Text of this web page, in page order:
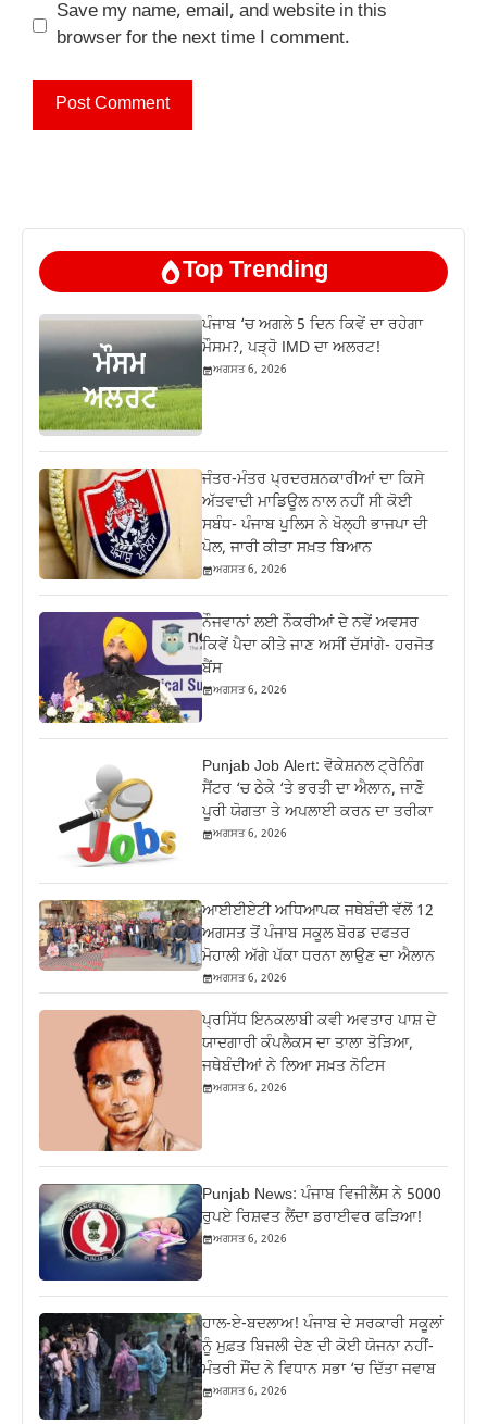
Save my name, email, and website in this
browser for the next time I comment.
Top Trending
ਪੰਜਾਬ ‘ਚ ਅਗਲੇ 5 ਦਿਨ ਕਿਵੇਂ ਦਾ ਰਹੇਗਾ
ਮੌਸਮ?, ਪੜ੍ਹੋ IMD ਦਾ ਅਲਰਟ!
ਅਗਸਤ 6, 2026
ਜੰਤਰ-ਮੰਤਰ ਪ੍ਰਦਰਸ਼ਨਕਾਰੀਆਂ ਦਾ ਕਿਸੇ
ਅੱਤਵਾਦੀ ਮਾਡਿਊਲ ਨਾਲ ਨਹੀਂ ਸੀ ਕੋਈ
ਸਬੰਧ- ਪੰਜਾਬ ਪੁਲਿਸ ਨੇ ਖੋਲ੍ਹੀ ਭਾਜਪਾ ਦੀ
ਪੋਲ, ਜਾਰੀ ਕੀਤਾ ਸਖ਼ਤ ਬਿਆਨ
ਅਗਸਤ 6, 2026
ਨੌਜਵਾਨਾਂ ਲਈ ਨੌਕਰੀਆਂ ਦੇ ਨਵੇਂ ਅਵਸਰ
ਕਿਵੇਂ ਪੈਦਾ ਕੀਤੇ ਜਾਣ ਅਸੀਂ ਦੱਸਾਂਗੇ- ਹਰਜੋਤ
ਬੈਂਸ
ਅਗਸਤ 6, 2026
Punjab Job Alert: ਵੋਕੇਸ਼ਨਲ ਟ੍ਰੇਨਿੰਗ
ਸੈਂਟਰ ‘ਚ ਠੇਕੇ ‘ਤੇ ਭਰਤੀ ਦਾ ਐਲਾਨ, ਜਾਣੋ
ਪੂਰੀ ਯੋਗਤਾ ਤੇ ਅਪਲਾਈ ਕਰਨ ਦਾ ਤਰੀਕਾ
ਅਗਸਤ 6, 2026
ਆਈਈਏਟੀ ਅਧਿਆਪਕ ਜਥੇਬੰਦੀ ਵੱਲੋਂ 12
ਅਗਸਤ ਤੋਂ ਪੰਜਾਬ ਸਕੂਲ ਬੋਰਡ ਦਫਤਰ
ਮੋਹਾਲੀ ਅੱਗੇ ਪੱਕਾ ਧਰਨਾ ਲਾਉਣ ਦਾ ਐਲਾਨ
ਅਗਸਤ 6, 2026
ਪ੍ਰਸਿੱਧ ਇਨਕਲਾਬੀ ਕਵੀ ਅਵਤਾਰ ਪਾਸ਼ ਦੇ
ਯਾਦਗਾਰੀ ਕੰਪਲੈਕਸ ਦਾ ਤਾਲਾ ਤੋੜਿਆ,
ਜਥੇਬੰਦੀਆਂ ਨੇ ਲਿਆ ਸਖ਼ਤ ਨੋਟਿਸ
ਅਗਸਤ 6, 2026
Punjab News: ਪੰਜਾਬ ਵਿਜੀਲੈਂਸ ਨੇ 5000
ਰੁਪਏ ਰਿਸ਼ਵਤ ਲੈਂਦਾ ਡਰਾਈਵਰ ਫੜਿਆ!
ਅਗਸਤ 6, 2026
ਹਾਲ-ਏ-ਬਦਲਾਅ! ਪੰਜਾਬ ਦੇ ਸਰਕਾਰੀ ਸਕੂਲਾਂ
ਨੂੰ ਮੁਫ਼ਤ ਬਿਜਲੀ ਦੇਣ ਦੀ ਕੋਈ ਯੋਜਨਾ ਨਹੀਂ-
ਮੰਤਰੀ ਸੌਂਦ ਨੇ ਵਿਧਾਨ ਸਭਾ ‘ਚ ਦਿੱਤਾ ਜਵਾਬ
ਅਗਸਤ 6, 2026